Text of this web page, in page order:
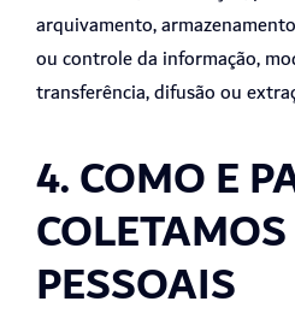
arquivamento,
ou controle da informação,
transferência, difusão ou
4. COMO E
PESSOAIS